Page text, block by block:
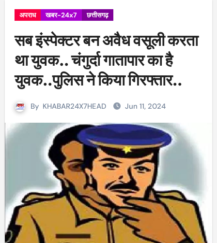
अपराध खबर-24x7 छत्तीसगढ़
सब इंस्पेक्टर बन अवैध वसूली करता
था युवक.. चंगुर्दा गातापार का है
युवक..पुलिस ने किया गिरफ्तार..
By KHABAR24X7HEAD Jun 11, 2024